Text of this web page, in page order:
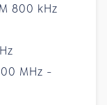
800 kHz
MHz -